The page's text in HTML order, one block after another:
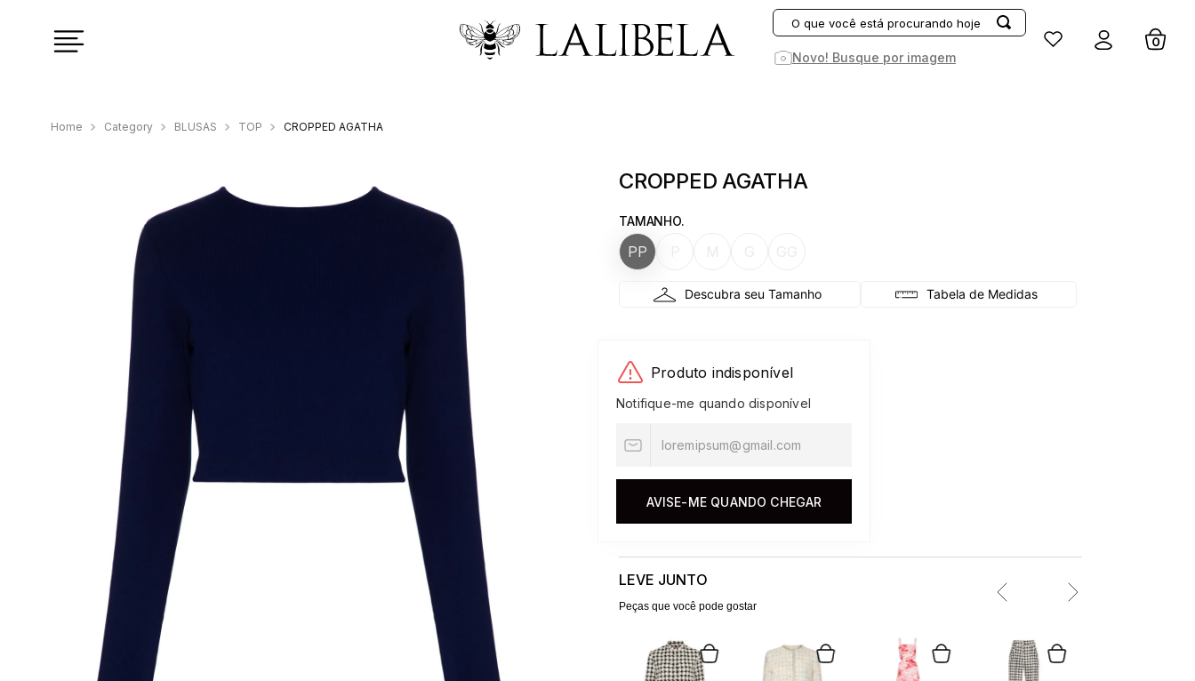
O que você está procurando hoje?
Novo! Busque por imagem
º
saia
jeans
blusa
blazer
linho
jacquard
Entrar
Category BLUSAS TOP CROPPED AGATHA
CROPPED AGATHA
TAMANHO.
PP
Tabela de Medidas
Produto indisponível
Notifique-me quando disponível
AVISE-ME QUANDO CHEGAR
LEVE JUNTO
Peças que você pode gostar